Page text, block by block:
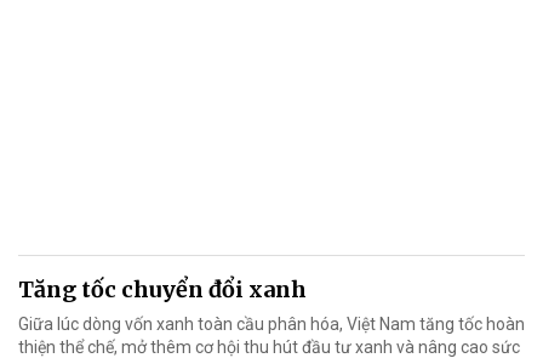
Tăng tốc chuyển đổi xanh
Giữa lúc dòng vốn xanh toàn cầu phân hóa, Việt Nam tăng tốc hoàn
thiện thể chế, mở thêm cơ hội thu hút đầu tư xanh và nâng cao sức